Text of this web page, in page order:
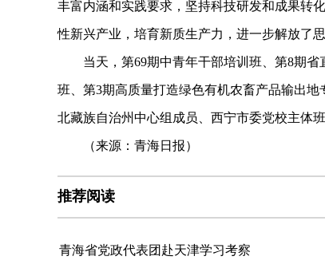
丰富内涵和实践要求，坚持科技研发和成果转
性新兴产业，培育新质生产力，进一步解放了
当天，第69期中青年干部培训班、第8期省
班、第3期高质量打造绿色有机农畜产品输出
北藏族自治州中心组成员、西宁市委党校主体
（来源：青海日报）
推荐阅读
青海省党政代表团赴天津学习考察